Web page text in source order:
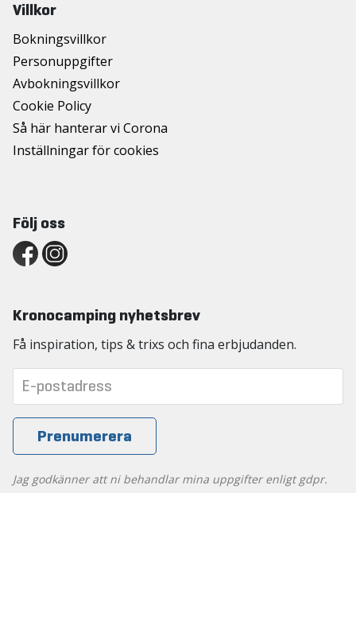
Villkor
Bokningsvillkor
Personuppgifter
Avbokningsvillkor
Cookie Policy
Så här hanterar vi Corona
Inställningar för cookies
Följ oss
Kronocamping nyhetsbrev
Få inspiration, tips & trixs och fina erbjudanden.
Jag godkänner att ni behandlar mina uppgifter enligt gdpr.